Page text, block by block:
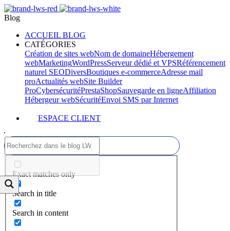
Blog
ACCUEIL BLOG
CATÉGORIES
Création de sites webNom de domaineHébergement
webMarketingWordPressServeur dédié et VPSRéférencement
naturel SEODiversBoutiques e-commerceAdresse mail
proActualités webSite Builder
ProCybersécuritéPrestaShopSauvegarde en ligneAffiliation
Hébergeur webSécuritéEnvoi SMS par Internet
ESPACE CLIENT
Exact matches only
Search in title
Search in content